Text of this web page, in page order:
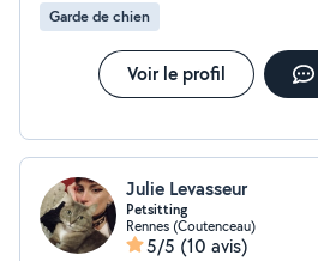
Garde de chien
Voir le profil
Julie Levasseur
Petsitting
Rennes (Coutenceau)
5/5 (10 avis)